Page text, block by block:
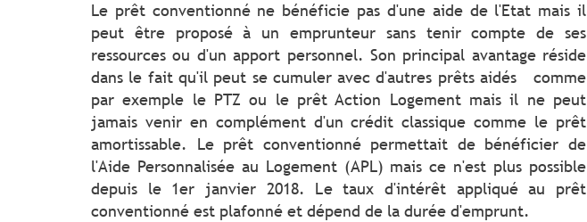
Le prêt conventionné ne bénéficie pas d'une aide de l'Etat mais il
peut être proposé à un emprunteur sans tenir compte de ses
ressources ou d'un apport personnel. Son principal avantage réside
dans le fait qu'il peut se cumuler avec d'autres prêts aidés comme
par exemple le PTZ ou le prêt Action Logement mais il ne peut
jamais venir en complément d'un crédit classique comme le prêt
amortissable. Le prêt conventionné permettait de bénéficier de
l'Aide Personnalisée au Logement (APL) mais ce n'est plus possible
depuis le 1er janvier 2018. Le taux d'intérêt appliqué au prêt
conventionné est plafonné et dépend de la durée d'emprunt.